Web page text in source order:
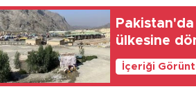
ülkesine
İçeriği